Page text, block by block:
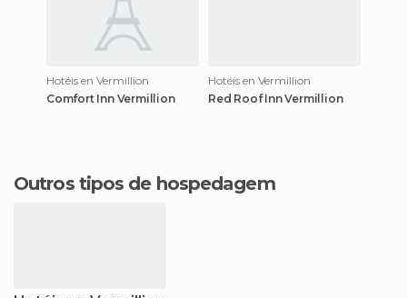
Hotéis en Vermillion
Comfort Inn Vermillion
Hotéis en Vermillion
Red Roof Inn Vermillion
Outros tipos de hospedagem